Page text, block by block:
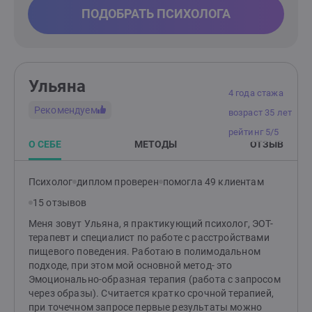
ПОДОБРАТЬ ПСИХОЛОГА
4 года стажа
возраст 35 лет
рейтинг 5/5
Ульяна
Рекомендуем
О СЕБЕ МЕТОДЫ ОТЗЫВ
Психолог диплом проверен помогла 49 клиентам
15 отзывов
Меня зовут Ульяна, я практикующий психолог, ЭОТ-
терапевт и специалист по работе с расстройствами
пищевого поведения. Работаю в полимодальном
подходе, при этом мой основной метод- это
Эмоционально-образная терапия (работа с запросом
через образы). Считается кратко срочной терапией,
при точечном запросе первые результаты можно